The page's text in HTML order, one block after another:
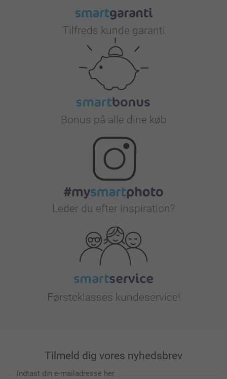
Tilfreds kunde garanti
Bonus på alle dine køb
Leder du efter inspiration?
Førsteklasses kundeservice!
Tilmeld dig vores nyhedsbrev
Indtast din e-mailadresse her